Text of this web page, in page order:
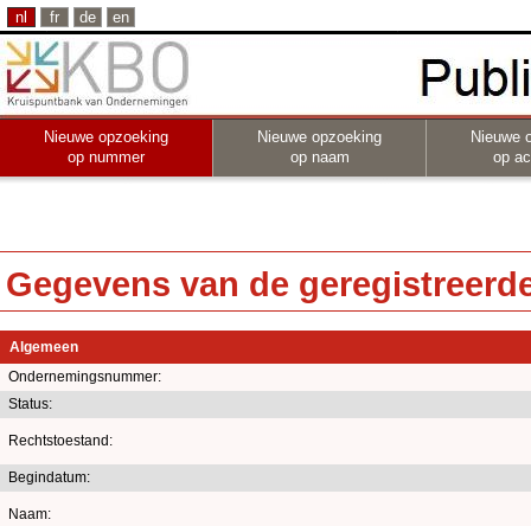
nl fr de en
Nieuwe opzoeking
op nummer
Nieuwe opzoeking
op naam
Nieuwe
op
Gegevens van de
Algemeen
Ondernemingsnummer:
Status:
Rechtstoestand:
Begindatum:
Naam: